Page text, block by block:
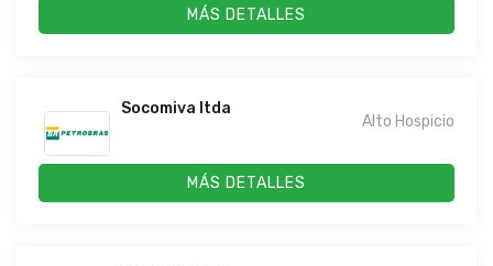
MÁS DETALLES
Socomiva ltda
Alto Hospicio
MÁS DETALLES